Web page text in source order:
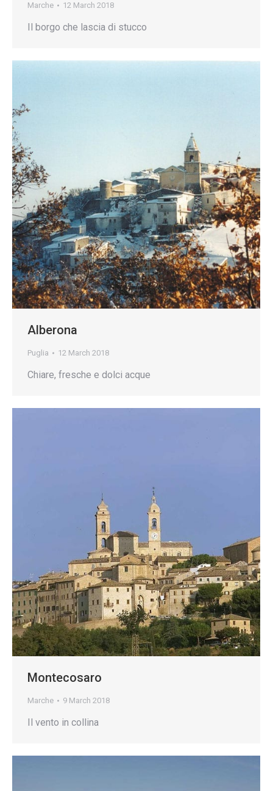
Marche 12 March 2018
Il borgo che lascia di stucco
Alberona
Puglia 12 March 2018
Chiare, fresche e dolci acque
Montecosaro
Marche 9 March 2018
Il vento in collina